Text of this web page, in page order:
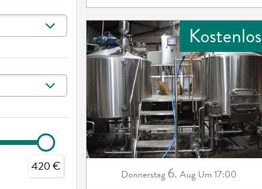
420 €
Kostenlos
Donnerstag 6. Aug Um 17:00